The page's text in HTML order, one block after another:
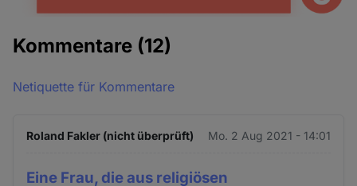
Kommentare (12)
Netiquette für Kommentare
Roland Fakler (nicht überprüft) Mo. 2 Aug 2021 - 14:01
Eine Frau, die aus religiösen